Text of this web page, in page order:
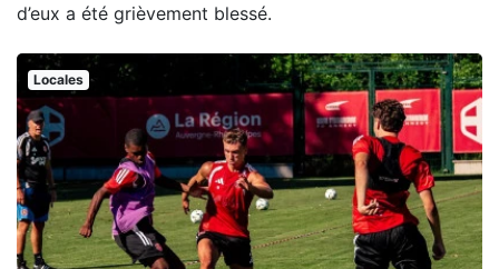
d’eux a été grièvement blessé.
Locales